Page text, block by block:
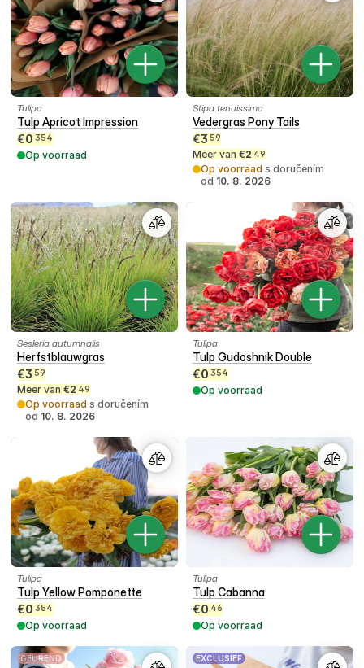
Tulipa
Tulp Apricot Impression
€0 354
Op voorraad
Stipa tenuissima
Vedergras Pony Tails
€3 59
Meer van €2 49
Op voorraad s doručením
od 10. 8. 2026
Sesleria autumnalis
Herfstblauwgras
€3 59
Meer van €2 49
Op voorraad s doručením
od 10. 8. 2026
Tulipa
Tulp Gudoshnik Double
€0 354
Op voorraad
Tulipa
Tulp Yellow Pomponette
€0 354
Op voorraad
Tulipa
Tulp Cabanna
€0 46
Op voorraad
GEUREND EXCLUSIEF